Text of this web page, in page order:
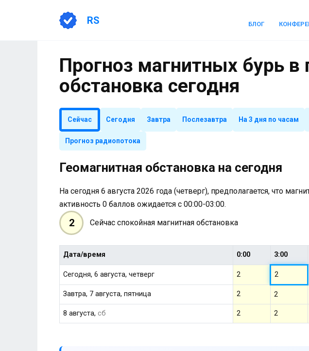
RS БЛОГ
Прогноз магнитных бурь в
обстановка сегодня
Сейчас Сегодня Завтра Послезавтра На 3 дня по часам
Прогноз радиопотока
Геомагнитная обстановка на сегодня
На сегодня 6 августа 2026 года (четверг), предполагается, что
активность 0 баллов ожидается с 00:00-03:00.
2 Сейчас спокойная магнитная обстановка
Дата/время 0:00 3:00
Сегодня, 6 августа, четверг 2 2
Завтра, 7 августа, пятница 2 2
8 августа, сб 2 2